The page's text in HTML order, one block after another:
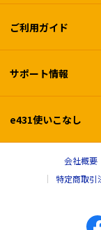
ご利用ガイド
サポート情報
e431使いこなし
会社概要
特定商取引